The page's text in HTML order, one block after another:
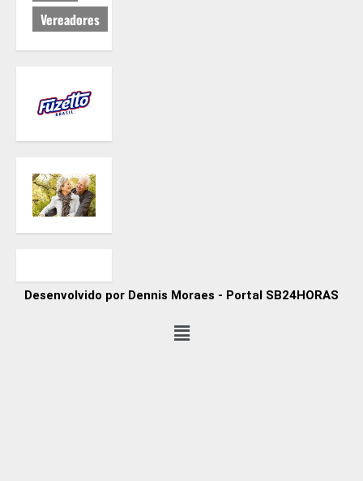
Vereadores
Desenvolvido por Dennis Moraes - Portal SB24HORAS